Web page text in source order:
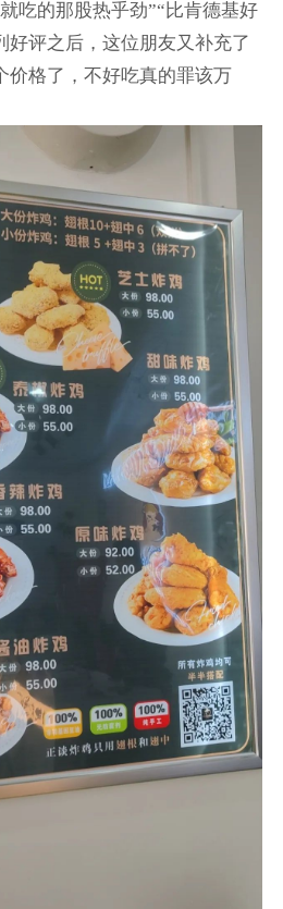
吃的那股热乎劲”“比肯德基好
评之后，这位朋友又补充了
价格了，不好吃真的罪该万